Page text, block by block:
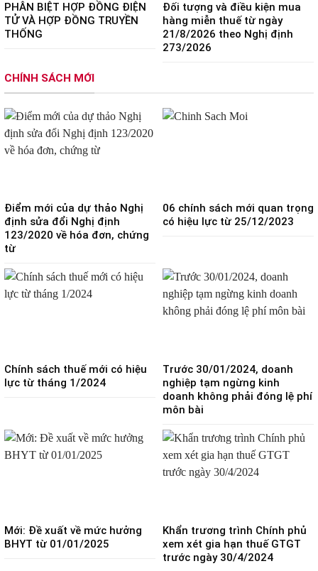
PHÂN BIỆT HỢP ĐỒNG ĐIỆN
TỬ VÀ HỢP ĐỒNG TRUYỀN
THỐNG
Đối tượng và điều kiện mua
hàng miễn thuế từ ngày
21/8/2026 theo Nghị định
273/2026
CHÍNH SÁCH MỚI
Điểm mới của dự thảo Nghị
định sửa đổi Nghị định
123/2020 về hóa đơn, chứng
từ
06 chính sách mới quan trọng
có hiệu lực từ 25/12/2023
Chính sách thuế mới có hiệu
lực từ tháng 1/2024
Trước 30/01/2024, doanh
nghiệp tạm ngừng kinh
doanh không phải đóng lệ phí
môn bài
Mới: Đề xuất về mức hưởng
BHYT từ 01/01/2025
Khẩn trương trình Chính phủ
xem xét gia hạn thuế GTGT
trước ngày 30/4/2024